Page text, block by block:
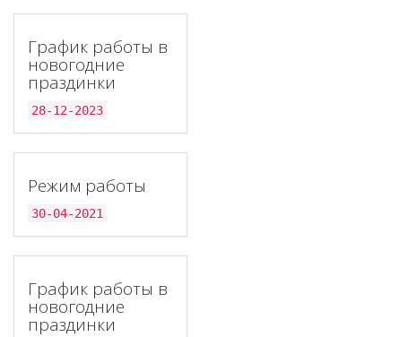
График работы в
новогодние
праздинки
28-12-2023
Режим работы
30-04-2021
График работы в
новогодние
праздинки